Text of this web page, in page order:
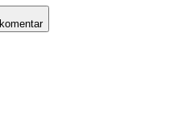
komentar